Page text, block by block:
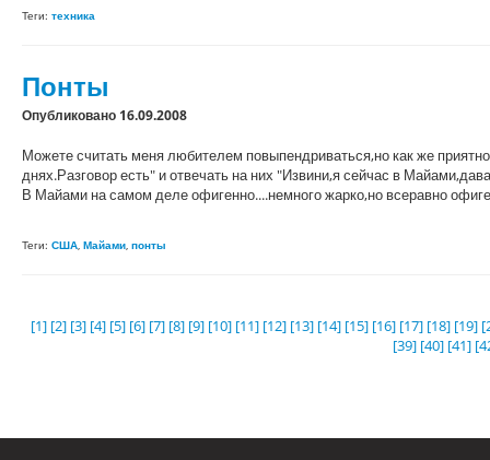
Теги: техника
Понты
Опубликовано 16.09.2008
Можете считать меня любителем повыпендриваться,но как же
днях.Разговор есть" и отвечать на них "Извини,я сейчас в
В Майами на самом деле офигенно....немного жарко,но всеравно
Теги: США, Майами, понты
[1] [2] [3] [4] [5] [6] [7] [8] [9] [10] [11] [12] [13] [14] [15] [16] [17] [18] [19]
[39] [40] [41]